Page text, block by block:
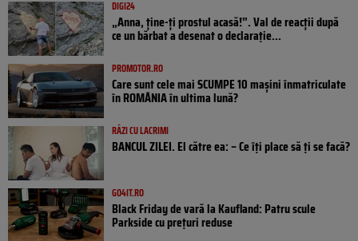
DIGI24
„Anna, ţine-ţi prostul acasă!”. Val de reacții după
ce un bărbat a desenat o declarație...
PROMOTOR.RO
Care sunt cele mai SCUMPE 10 mașini înmatriculate
în ROMÂNIA în ultima lună?
RÂZI CU LACRIMI
BANCUL ZILEI. El către ea: – Ce îți place să ți se facă?
GO4IT.RO
Black Friday de vară la Kaufland: Patru scule
Parkside cu prețuri reduse